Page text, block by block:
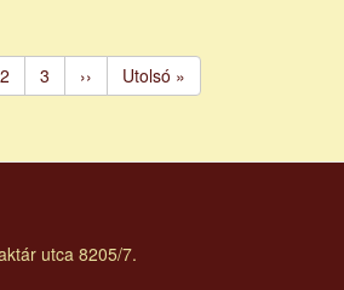
Page
2 Page
3
Következő
oldal
››
Utolsó
oldal
Utolsó »
utca 8205/7.